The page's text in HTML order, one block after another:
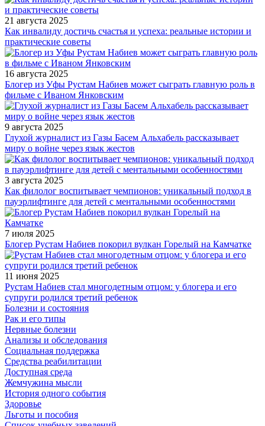
21 августа 2025
Как инвалиду достичь счастья и успеха: реальные истории и
практические советы
16 августа 2025
Блогер из Уфы Рустам Набиев может сыграть главную роль в
фильме с Иваном Янковским
9 августа 2025
Глухой журналист из Газы Басем Альхабель рассказывает
миру о войне через язык жестов
3 августа 2025
Как филолог воспитывает чемпионов: уникальный подход в
пауэрлифтинге для детей с ментальными особенностями
7 июля 2025
Блогер Рустам Набиев покорил вулкан Горелый на Камчатке
11 июня 2025
Рустам Набиев стал многодетным отцом: у блогера и его
супруги родился третий ребенок
Болезни и состояния
Рак и его типы
Нервные болезни
Анализы и обследования
Социальная поддержка
Средства реабилитации
Доступная среда
Жемчужина мысли
История одного события
Здоровье
Льготы и пособия